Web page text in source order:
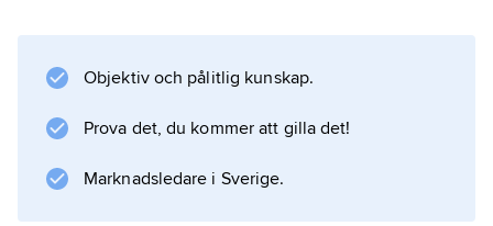
struktur. Han fann 1963 att spektra för så
förklaras av att dessa hade mycket stora
rödförskjutningar och således befann sig på
enorma avstånd.
Objektiv och pålitlig kunskap.
Prova det, du kommer att gilla det!
Marknadsledare i Sverige.